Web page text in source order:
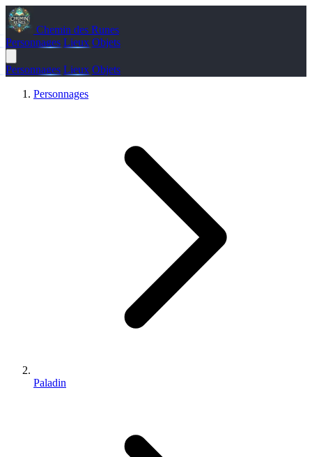
Chemin des Runes
Personnages Lieux Objets
Personnages Lieux Objets
Personnages
Paladin